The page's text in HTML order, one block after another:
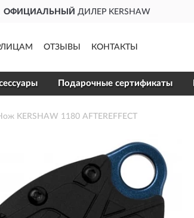
ОФИЦИАЛЬНЫЙДИЛЕР KERSHAW
ОТЗЫВЫ КОНТАКТЫ
Подарочные сертификаты
KERSHAW 1180 AFTEREFFECT